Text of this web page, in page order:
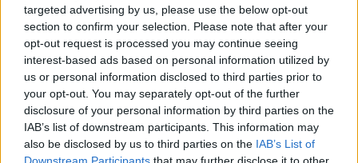
targeted advertising by us, please use the below opt-out
section to confirm your selection. Please note that after your
opt-out request is processed you may continue seeing
interest-based ads based on personal information utilized by
us or personal information disclosed to third parties prior to
your opt-out. You may separately opt-out of the further
disclosure of your personal information by third parties on the
IAB’s list of downstream participants. This information may
also be disclosed by us to third parties on the IAB’s List of